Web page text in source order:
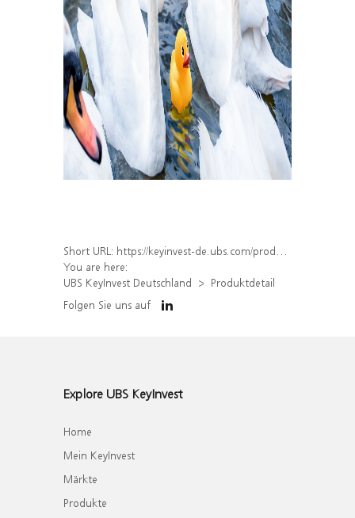
Short URL: https://keyinvest-de.ubs.com/produkt/detail/index/isin/DE000WA7T2M1
You are here:
UBS KeyInvest Deutschland
Produktdetail
Folgen Sie uns auf
Explore UBS KeyInvest
Home
Mein KeyInvest
Märkte
Produkte